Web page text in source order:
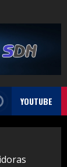
YOUTUBE